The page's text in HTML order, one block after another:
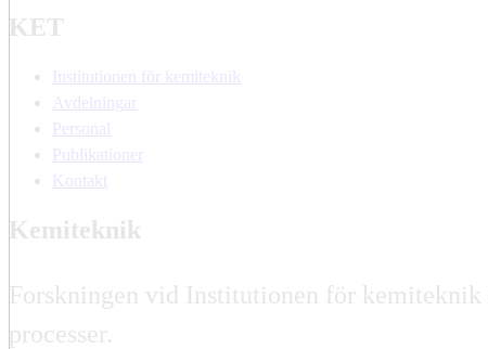
KET
Institutionen för kemiteknik
Avdelningar
Personal
Publikationer
Kontakt
Kemiteknik
Forskningen vid Institutionen för
processer.